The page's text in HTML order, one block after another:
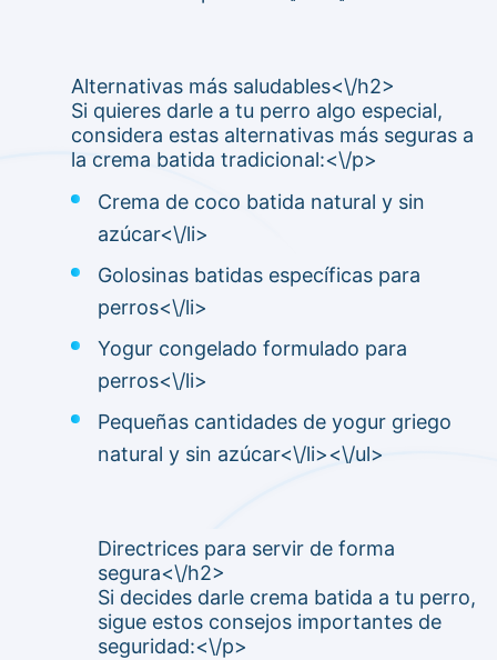
Alternativas más saludables<\/h2>
Si quieres darle a tu perro algo especial,
considera estas alternativas más seguras a
la crema batida tradicional:<\/p>
Crema de coco batida natural y sin
azúcar<\/li>
Golosinas batidas específicas para
perros<\/li>
Yogur congelado formulado para
perros<\/li>
Pequeñas cantidades de yogur griego
natural y sin azúcar<\/li><\/ul>
Directrices para servir de forma
segura<\/h2>
Si decides darle crema batida a tu perro,
sigue estos consejos importantes de
seguridad:<\/p>